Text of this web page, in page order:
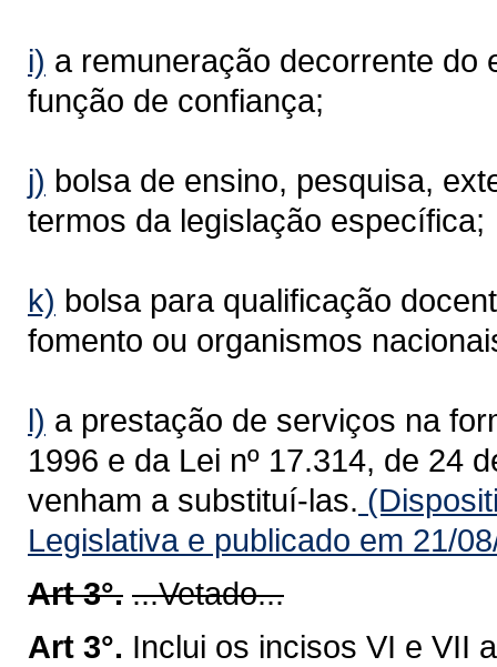
i) a remuneração decorrente do
função de confiança;
j) bolsa de ensino, pesquisa,
termos da legislação específica;
k) bolsa para qualificação
fomento ou organismos
l) a prestação de serviços na
1996 e da Lei nº 17.314, de 24
venham a substituí-las.
Legislativa e publicado em 21/
Art 3°. ...Vetado...
Art 3°. Inclui os incisos VI e VII